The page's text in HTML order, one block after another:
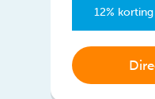
12%